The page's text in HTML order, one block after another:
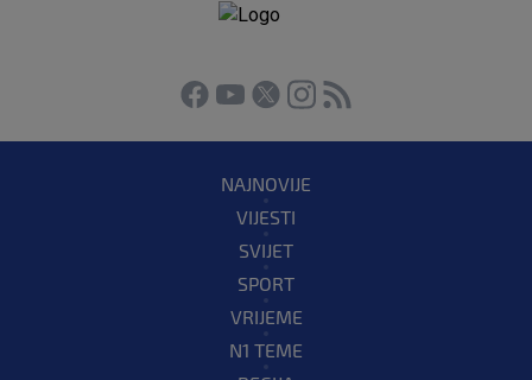
NAJNOVIJE
VIJESTI
SVIJET
SPORT
VRIJEME
N1 TEME